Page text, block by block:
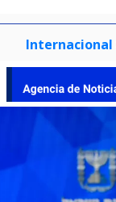
Internacional